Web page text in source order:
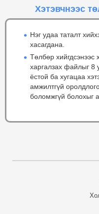
Хэтэвчнээс
Нэг удаа таталт
хасагдана.
Төлбөр хийгдсэнээс
харгалзах файлыг 8
ёстой ба хугацаа
амжилтгүй
боломжгүй болохыг